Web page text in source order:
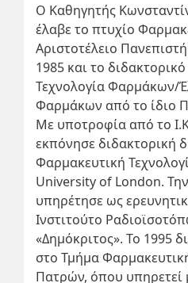
O Καθηγητής
έλαβε το πτυχίο
Αριστοτέλειο
1985 και το
Τεχνολογία Φαρμάκων/
Φαρμάκων από το ίδιο
Με υποτροφία από το
εκπόνησε διδακτορική
Φαρμακευτική
University of London.
υπηρέτησε ως
Ινστιτούτο
«Δημόκριτος». Το 1995
στο Τμήμα
Πατρών, όπου υπηρετεί